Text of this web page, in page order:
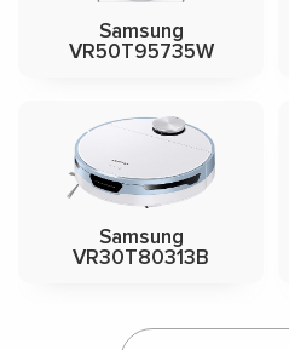
Samsung
VR50T95735W
Samsung
VR30T80313B